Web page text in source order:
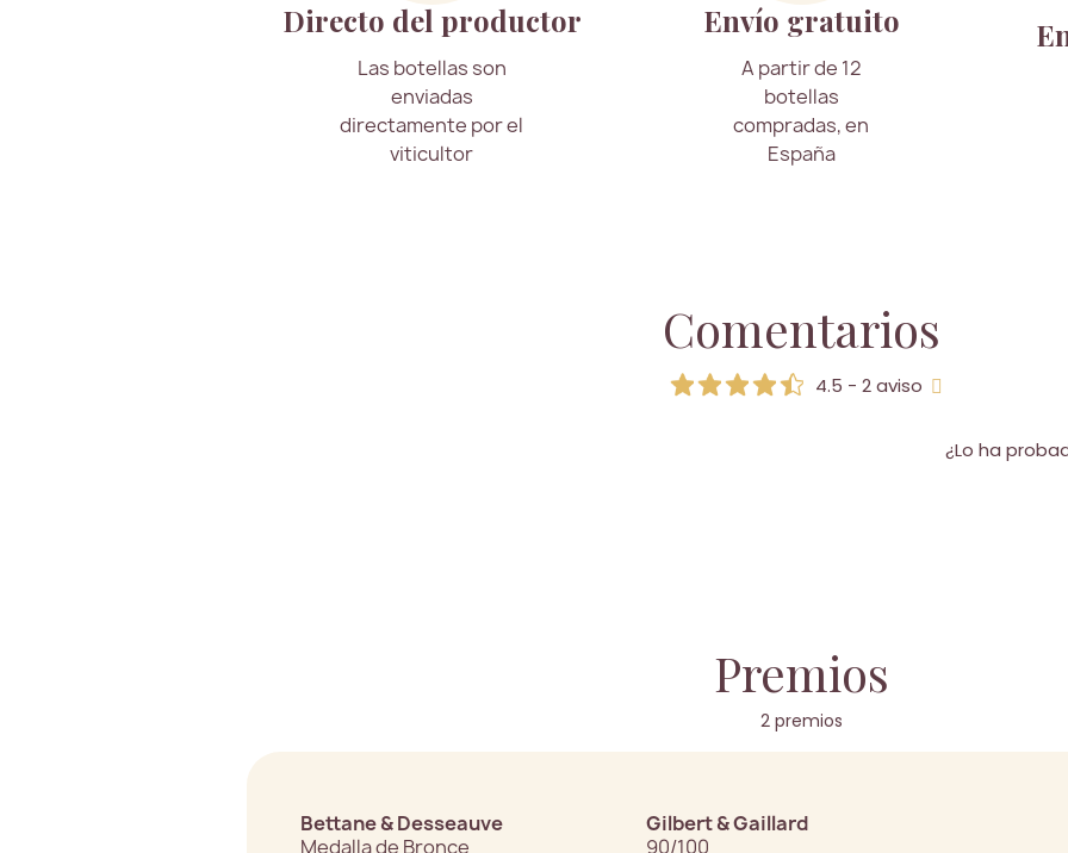
Directo del productor
Las botellas son
enviadas
directamente por el
viticultor
Envío gratuito
A partir de 12
botellas
compradas, en
España
Comentarios
4.5 - 2 aviso
¿Lo ha
Premios
2 premios
Bettane & Desseauve
Medalla de Bronce
Gilbert & Gaillard
90/100